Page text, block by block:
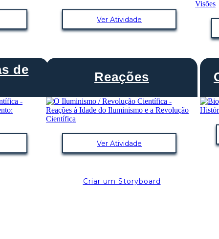
Ver Atividade
de Reações
Ver Atividade
Criar um Storyboard